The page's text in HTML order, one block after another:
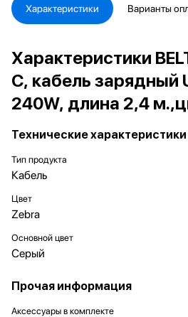
Характеристики Варианты
Характеристики
C, кабель зарядный
240W, длина 2,4
Технические характеристики
Тип продукта
Кабель
Цвет
Zebra
Основной цвет
Серый
Прочая информация
Аксессуары в комплекте